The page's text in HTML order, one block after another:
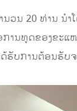
ວນ 20 ທ່ານ ນ
ນທູດຂອງຂະແໜ
ຮັບການຕ້ອນຮັບ